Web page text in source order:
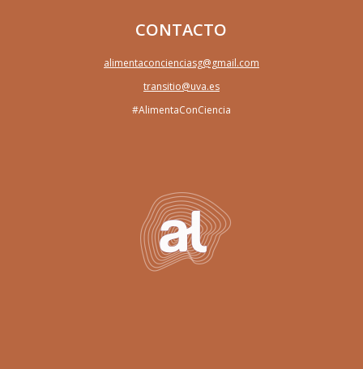
CONTACTO
alimentaconcienciasg@gmail.com
transitio@uva.es
#AlimentaConCiencia